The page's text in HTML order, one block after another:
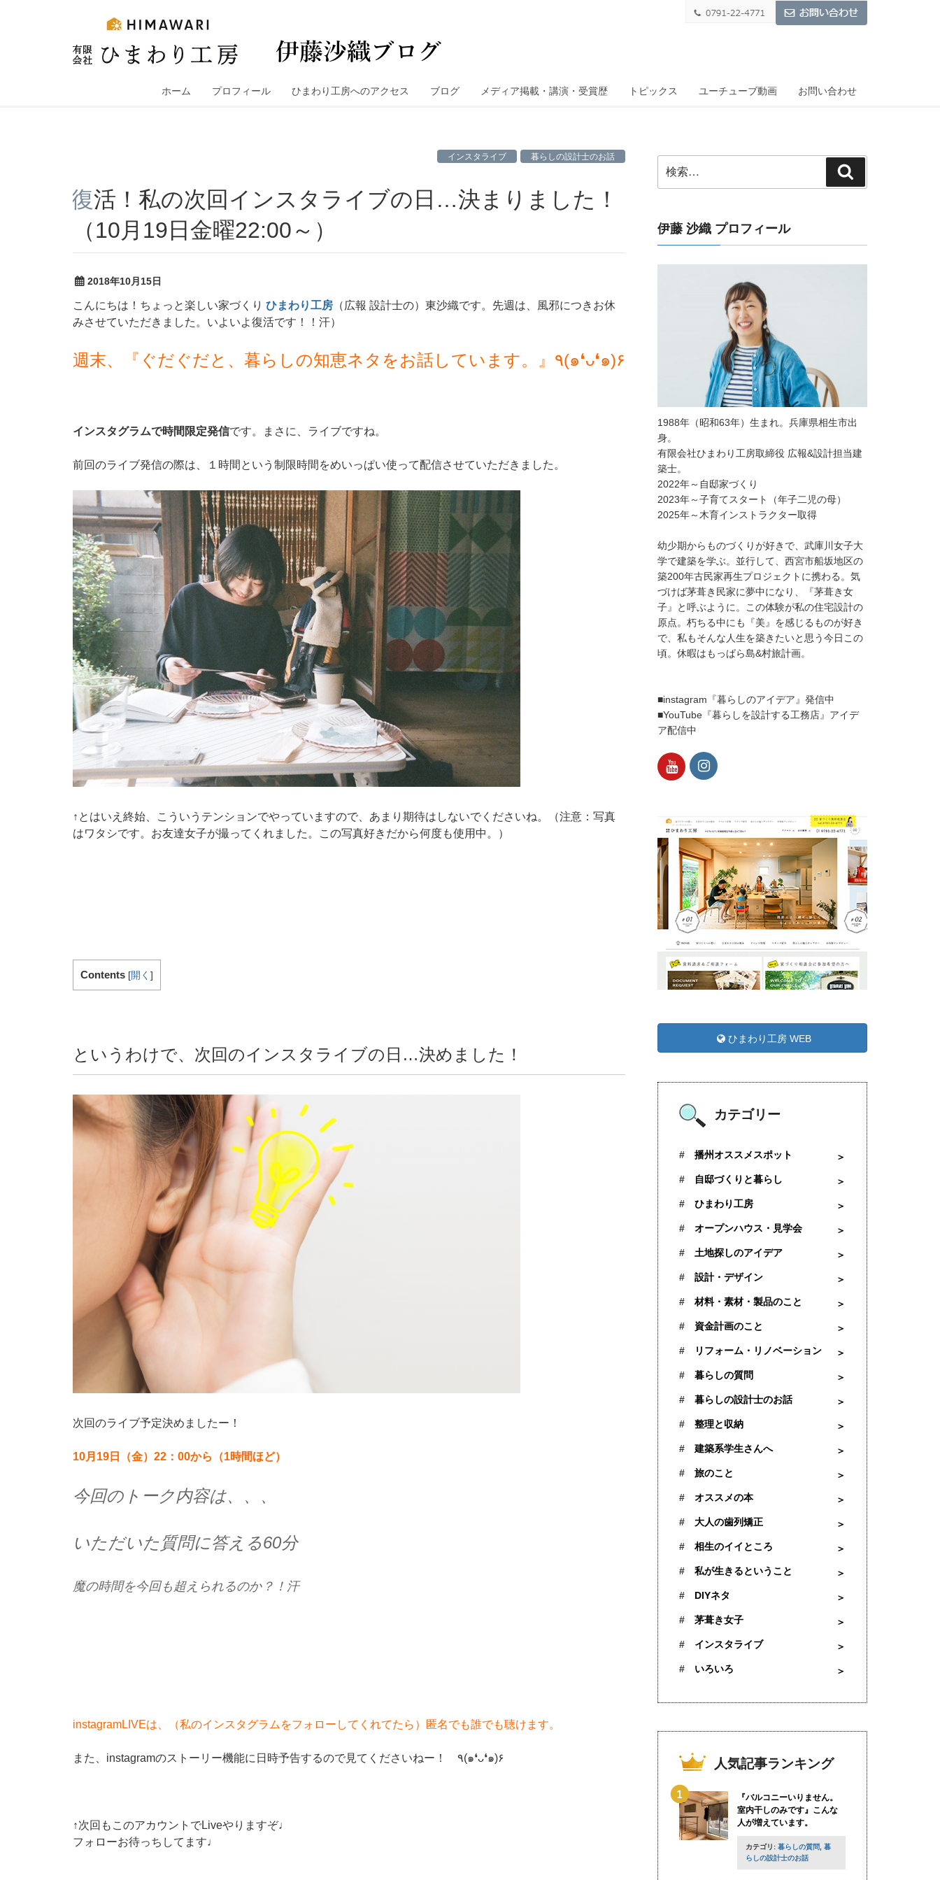
ホーム プロフィール ひまわり工房へのアクセス ブログ メディア掲載・講演・受賞歴 トピックス ユーチューブ動画 お問い合わせ
暮らしの設計士のお話
インスタライブ
復活！私の次回インスタライブの日…決まりました！
（10月19日金曜22:00～）
2018年10月15日
こんにちは！ちょっと楽しい家づくり ひまわり工房 （広報 設計士の）東沙織です。先週は、風邪につきお休
みさせていただきました。いよいよ復活です！！汗）
週末、『ぐだぐだと、暮らしの知恵ネタをお話しています。』٩(๑❛ᴗ❛๑)۶
インスタグラムで時間限定発信です。まさに、ライブですね。
前回のライブ発信の際は、１時間という制限時間をめいっぱい使って配信させていただきました。
↑とはいえ終始、こういうテンションでやっていますので、あまり期待はしないでくださいね。（注意：写真
はワタシです。お友達女子が撮ってくれました。この写真好きだから何度も使用中。）
Contents [開く ]
というわけで、次回のインスタライブの日…決めました！
次回のライブ予定決めましたー！
10月19 日（金）22：00から（1時間ほど）
今回のトーク内容は、、、
いただいた質問に答える60分
魔の時間を今回も超えられるのか？！汗
instagramLIVEは、（私のインスタグラムをフォローしてくれてたら）匿名でも誰でも聴けます。
また、instagramのストーリー機能に日時予告するので見てくださいねー！ ٩(๑❛ᴗ❛๑)۶
↑次回もこのアカウントでLiveやりますぞ♩
フォローお待っちしてます♩
索:
索
伊藤 沙織 プロフィール
1988年（昭和63年）生まれ。兵庫県相生市出
身。
有限会社ひまわり工房取締役 広報&設計担当建
築士。
2022年～自邸家づくり
2023年～子育てスタート（年子二児の母）
2025年～木育インストラクター取得
幼少期からものづくりが好きで、武庫川女子大
学で建築を学ぶ。並行して、西宮市船坂地区の
築200年古民家再生プロジェクトに携わる。気
づけば茅葺き民家に夢中になり、『茅葺き女
子』と呼ぶように。この体験が私の住宅設計の
原点。朽ちる中にも『美』を感じるものが好き
で、私もそんな人生を築きたいと思う今日この
頃。休暇はもっぱら島&村旅計画。
■instagram『暮らしのアイデア』発信中
■YouTube『暮らしを設計する工務店』アイデ
ア配信中
ひまわり工房 WEB
カテゴリー
播州オススメスポット
自邸づくりと暮らし
ひまわり工房
オープンハウス・見学会
土地探しのアイデア
設計・デザイン
材料・素材・製品のこと
資金計画のこと
リフォーム・リノベーション
暮らしの質問
暮らしの設計士のお話
整理と収納
建築系学生さんへ
旅のこと
オススメの本
大人の歯列矯正
相生のイイところ
私が生きるということ
DIYネタ
茅葺き女子
インスタライブ
いろいろ
人気記事ランキング
『バルコニーいりません。
室内干しのみです』こんな
人が増えています。
カテゴリ: 暮らしの質問
暮
らしの設計士のお話